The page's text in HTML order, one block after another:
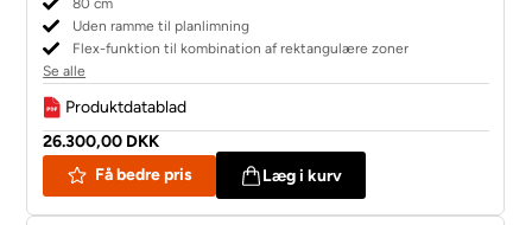
80 cm
Uden ramme til planlimning
Flex-funktion til kombination af rektangulære zoner
Se alle
Produktdatablad
26.300,00 DKK
Få bedre pris
Læg i kurv